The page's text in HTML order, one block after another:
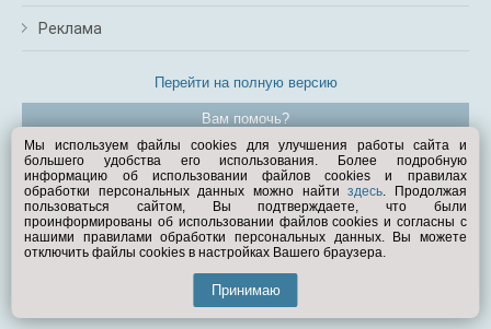
Реклама
Перейти на полную версию
Вам помочь?
© Exist.ru 1998—2026
Мы используем файлы cookies для улучшения работы сайта и
большего удобства его использования. Более подробную
информацию об использовании файлов cookies и правилах
обработки персональных данных можно найтиздесь. Продолжая
пользоваться сайтом, Вы подтверждаете, что были
проинформированы об использовании файлов cookies и согласны с
нашими правилами обработки персональных данных. Вы можете
отключить файлы cookies в настройках Вашего браузера.
Принимаю